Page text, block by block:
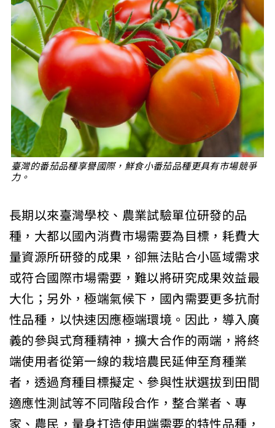
臺灣的番茄品種享譽國際，鮮食小番茄品種更具有市場競爭
力。
長期以來臺灣學校、農業試驗單位研發的品
種，大都以國內消費市場需要為目標，耗費大
量資源所研發的成果，卻無法貼合小區域需求
或符合國際市場需要，難以將研究成果效益最
大化；另外，極端氣候下，國內需要更多抗耐
性品種，以快速因應極端環境。因此，導入廣
義的參與式育種精神，擴大合作的兩端，將終
端使用者從第一線的栽培農民延伸至育種業
者，透過育種目標擬定、參與性狀選拔到田間
適應性測試等不同階段合作，整合業者、專